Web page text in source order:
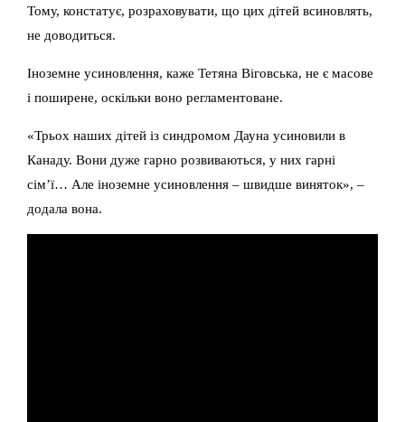
Тому, констатує, розраховувати, що цих дітей всиновлять,
не доводиться.
Іноземне усиновлення, каже Тетяна Віговська, не є масове
і поширене, оскільки воно регламентоване.
«Трьох наших дітей із синдромом Дауна усиновили в
Канаду. Вони дуже гарно розвиваються, у них гарні
сім’ї… Але іноземне усиновлення – швидше виняток», –
додала вона.